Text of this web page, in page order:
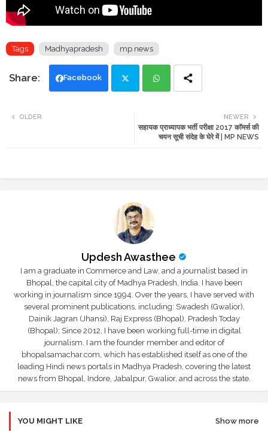
Tags Madhyapradesh mp news
Facebook
ats
NEWER
सहायक प्राध्यापक भर्ती परीक्षा 2017 कॉमर्स की
चयन सूची संदेह के घेरे में | MP NEWS
OLDER
Updesh Awasthee
I am a graduate in Commerce and Law, and a journalist based in
Bhopal, the capital city of Madhya Pradesh, India. I have been
working in journalism since 1994. Over the years, I have served with
several prominent publications, including: Swadesh (Gwalior),
Dainik Jagran (Jhansi), Raj Express (Bhopal), Pradesh Today
(Bhopal); Since 2012, I have been working full-time in digital
journalism. I am the founder member and editor of
bhopalsamachar.com, which has established itself as one of the
leading Hindi news portals in Madhya Pradesh, covering the latest
news from Bhopal, Indore, Jabalpur, Gwalior, and across the state.
YOU MIGHT LIKE Show more